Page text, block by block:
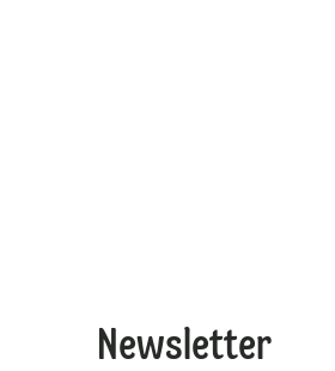
Newsletter